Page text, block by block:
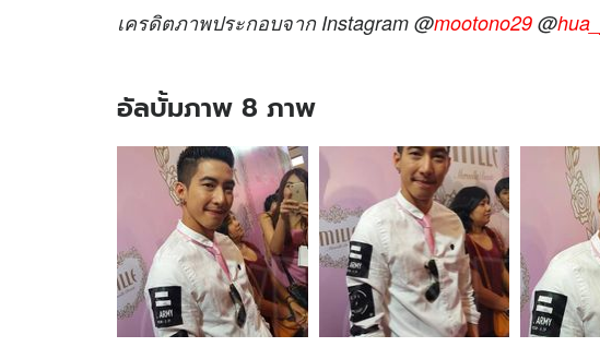
เครดิตภาพประกอบจาก Instagram @mootono29 @
อัลบั้มภาพ 8 ภาพ
อัลบั้ม
ของ
โต
โน่
เคลียร์
ดราม่า